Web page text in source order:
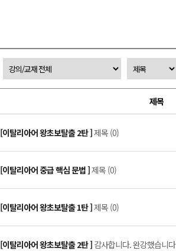
제목
[이탈리아어 왕초보탈출 2탄 ]제목 (0)
[이탈리아어 중급 핵심 문법 ]제목 (0)
[이탈리아어 왕초보탈출 1탄 ]제목 (0)
[이탈리아어 왕초보탈출 2탄 ] 감사합니다. 완강했습니